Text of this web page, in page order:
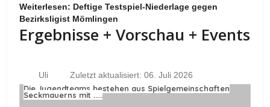
Weiterlesen: Deftige Testspiel-Niederlage gegen
Bezirksligist Mömlingen
Ergebnisse + Vorschau + Events
Uli
Zuletzt aktualisiert: 06. Juli 2026
Die Jugendteams bestehen aus Spielgemeinschaften
Seckmauerns mit .....